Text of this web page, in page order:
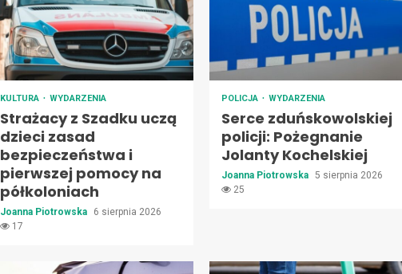
KULTURA WYDARZENIA
Strażacy z Szadku uczą
dzieci zasad
bezpieczeństwa i
pierwszej pomocy na
półkoloniach
Joanna Piotrowska
6 sierpnia 2026
17
POLICJA WYDARZENIA
Serce zduńskowolskiej
policji: Pożegnanie
Jolanty Kochelskiej
Joanna Piotrowska 5 sierpnia 2026
25